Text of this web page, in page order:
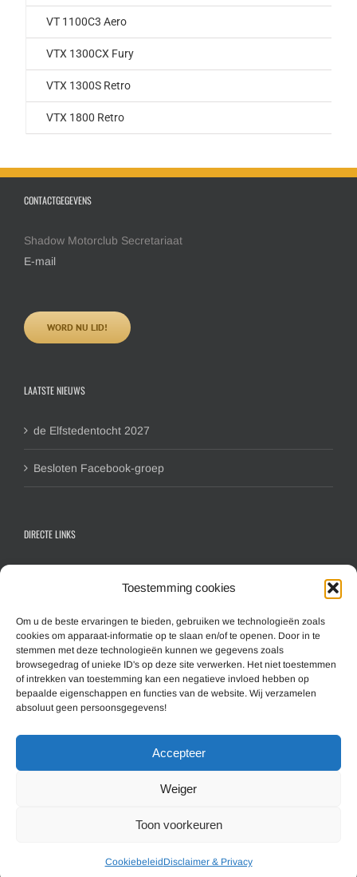
Toestemming cookies
Om u de beste ervaringen te bieden, gebruiken we technologieën zoals
cookies om apparaat-informatie op te slaan en/of te openen. Door in te
stemmen met deze technologieën kunnen we gegevens zoals
browsegedrag of unieke ID's op deze site verwerken. Het niet toestemmen
of intrekken van toestemming kan een negatieve invloed hebben op
bepaalde eigenschappen en functies van de website. Wij verzamelen
absoluut geen persoonsgegevens!
Accepteer
Weiger
Toon voorkeuren
CookiebeleidDisclaimer & Privacy
VT 1100C3 Aero
VTX 1300CX Fury
VTX 1300S Retro
VTX 1800 Retro
CONTACTGEGEVENS
Shadow Motorclub Secretariaat
E-mail
WORD NU LID!
LAATSTE NIEUWS
de Elfstedentocht 2027
Besloten Facebook-groep
DIRECTE LINKS
Inschrijfformulier hoofdlid
Inschrijfformulier gezinslid
Aanmelden nieuwsbrief
MEER INFORMATIE
Overzicht website (Sitemap)
Hosting & Design:Communitell webservices